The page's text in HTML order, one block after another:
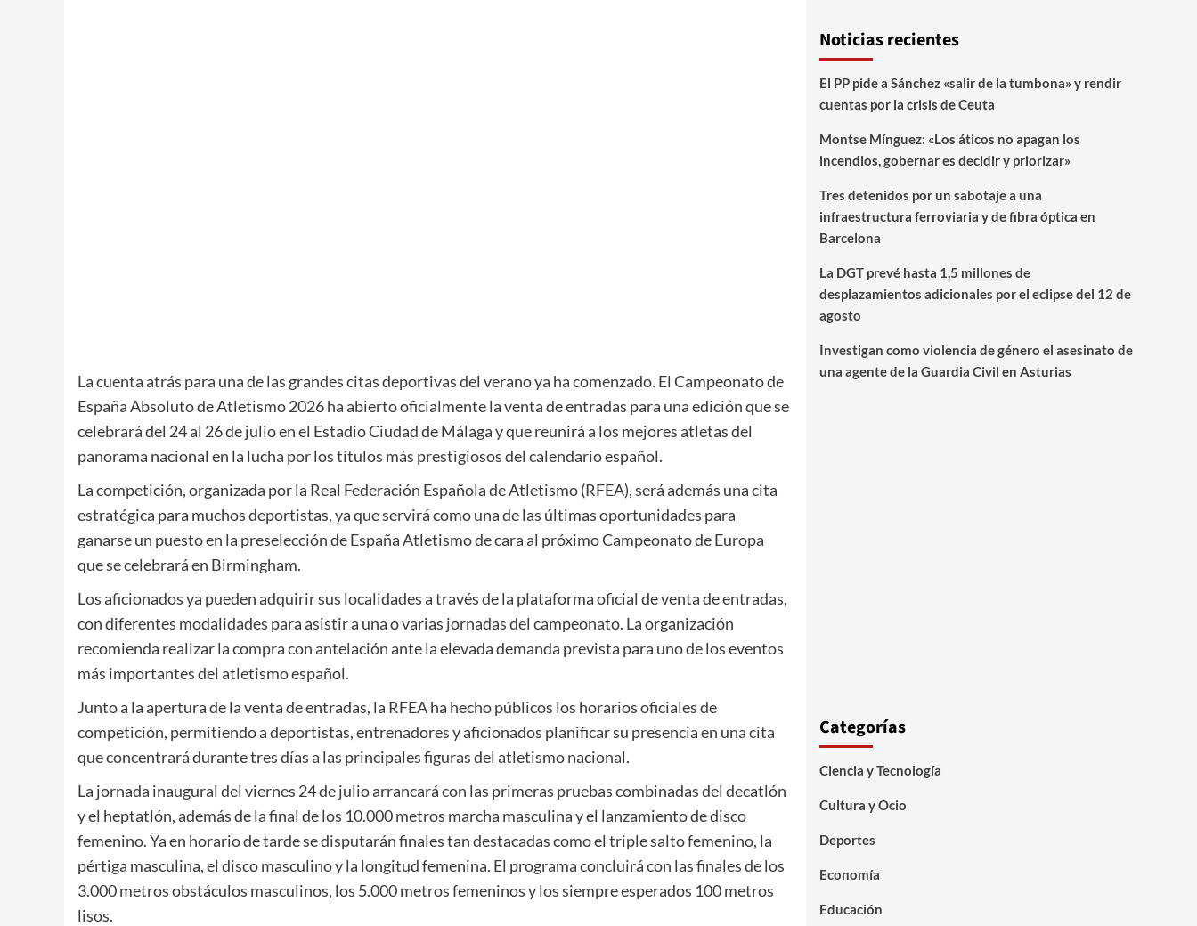
La cuenta atrás para una de las grandes citas deportivas del verano ya ha comenzado. El Campeonato de
España Absoluto de Atletismo 2026 ha abierto oficialmente la venta de entradas para una edición que se
celebrará del 24 al 26 de julio en el Estadio Ciudad de Málagay que reunirá a los mejores atletas del
panorama nacional en la lucha por los títulos más prestigiosos del calendario español.
La competición, organizada por la Real Federación Española de Atletismo(RFEA), será además una cita
estratégica para muchos deportistas, ya que servirá como una de las últimas oportunidades para
ganarse un puesto en la preselección deEspaña Atletismode cara al próximo Campeonato de Europa
que se celebrará en Birmingham.
Los aficionados ya pueden adquirir sus localidades a través de la plataforma oficial de venta de entradas,
con diferentes modalidades para asistir a una o varias jornadas del campeonato. La organización
recomienda realizar la compra con antelación ante la elevada demanda prevista para uno de los eventos
más importantes del atletismo español.
Junto a la apertura de la venta de entradas, la RFEA ha hecho públicos los horarios oficiales de
competición, permitiendo a deportistas, entrenadores y aficionados planificar su presencia en una cita
que concentrará durante tres días a las principales figuras del atletismo nacional.
La jornada inaugural del viernes 24 de julio arrancará con las primeras pruebas combinadas del decatlón
y el heptatlón, además de la final de los 10.000 metros marcha masculina y el lanzamiento de disco
femenino. Ya en horario de tarde se disputarán finales tan destacadas como el triple salto femenino, la
pértiga masculina, el disco masculino y la longitud femenina. El programa concluirá con las finales de los
3.000 metros obstáculos masculinos, los 5.000 metros femeninos y los siempre esperados 100 metros
lisos.
Noticias recientes
El PP pide a Sánchez «salir de la tumbona» y rendir
cuentas por la crisis de Ceuta
Montse Mínguez: «Los áticos no apagan los
incendios, gobernar es decidir y priorizar»
Tres detenidos por un sabotaje a una
infraestructura ferroviaria y de fibra óptica en
Barcelona
La DGT prevé hasta 1,5 millones de
desplazamientos adicionales por el eclipse del 12 de
agosto
Investigan como violencia de género el asesinato de
una agente de la Guardia Civil en Asturias
Categorías
Ciencia y Tecnología
Cultura y Ocio
Deportes
Economía
Educación